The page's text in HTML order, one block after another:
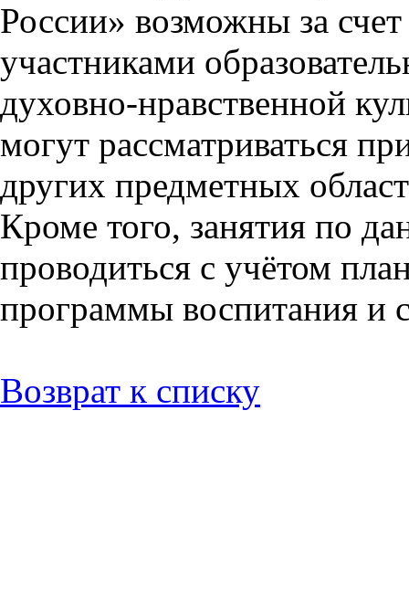
России» возможны за
участниками
духовно-нравственной
могут рассматриваться
других предметных
Кроме того, занятия по
проводиться с учётом
программы воспитания и
Возврат к списку